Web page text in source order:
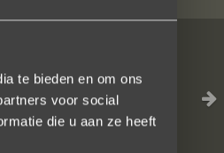
te bieden en om ons
voor social
die u aan ze heeft
??
tijdens